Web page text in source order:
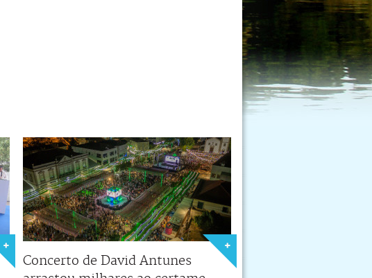
Concerto de David Antunes